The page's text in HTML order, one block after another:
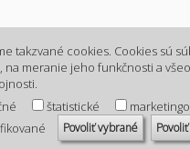
takzvané cookies. Cookies sú
meranie jeho funkčnosti a
štatistické
Povoliť vybrané